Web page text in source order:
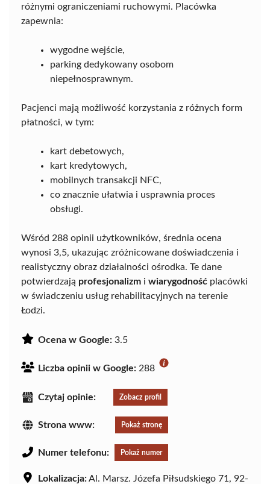
różnymi ograniczeniami ruchowymi. Placówka
zapewnia:
wygodne wejście,
parking dedykowany osobom
niepełnosprawnym.
Pacjenci mają możliwość korzystania z różnych form
płatności, w tym:
kart debetowych,
kart kredytowych,
mobilnych transakcji NFC,
co znacznie ułatwia i usprawnia proces
obsługi.
Wśród 288 opinii użytkowników, średnia ocena
wynosi 3,5, ukazując zróżnicowane doświadczenia i
realistyczny obraz działalności ośrodka. Te dane
potwierdzają profesjonalizm i wiarygodność placówki
w świadczeniu usług rehabilitacyjnych na terenie
Łodzi.
Ocena w Google: 3.5
Liczba opinii w Google: 288
Czytaj opinie: Zobacz profil
Strona www: Pokaż stronę
Numer telefonu: Pokaż numer
Lokalizacja:Al. Marsz. Józefa Piłsudskiego 71, 92-